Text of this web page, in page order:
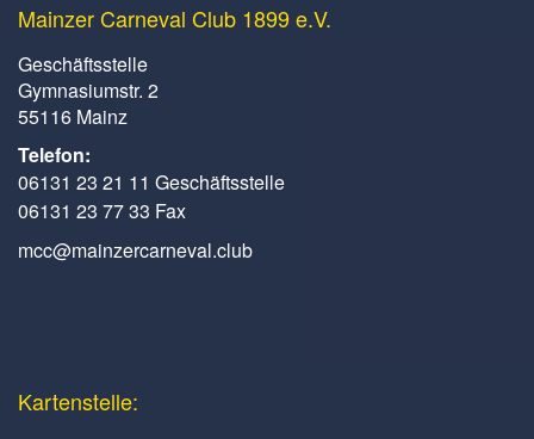
Mainzer Carneval Club 1899 e.V.
Geschäftsstelle
Gymnasiumstr. 2
55116 Mainz
Telefon:
06131 23 21 11 Geschäftsstelle
06131 23 77 33 Fax
mcc@mainzercarneval.club
Kartenstelle: